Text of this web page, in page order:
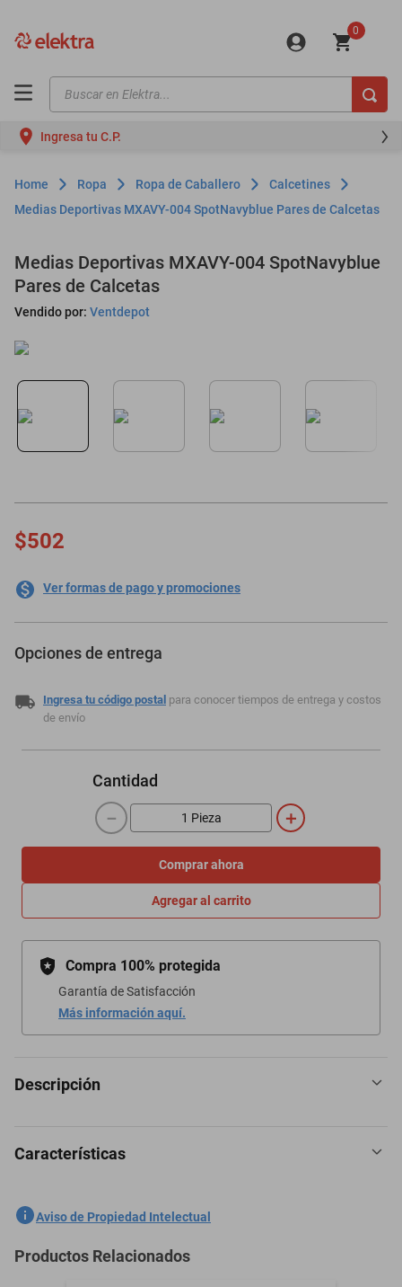
0
Buscar en Elektra...
Ingresa tu C.P.
Ropa Ropa de Caballero
Calcetines
Medias Deportivas MXAVY-004 SpotNavyblue Pares de Calcetas
Medias Deportivas MXAVY-004 SpotNavyblue
Pares de Calcetas
Vendido por: Ventdepot
$502
Ver formas de pago y promociones
Opciones de entrega
Ingresa tu código postal para conocer tiempos de entrega y costos
de envío
Cantidad
＋
－
Comprar ahora
Agregar al carrito
Compra 100% protegida
Garantía de Satisfacción
Más información aquí.
Descripción
Medias Deportivas 4Pares, Azul Marino, 6-12.5US, TapeDesign,
Características
SKU
Marca
Aviso de Propiedad Intelectual
Productos Relacionados
motos
moto
celulares
refrigeradores
lavadoras